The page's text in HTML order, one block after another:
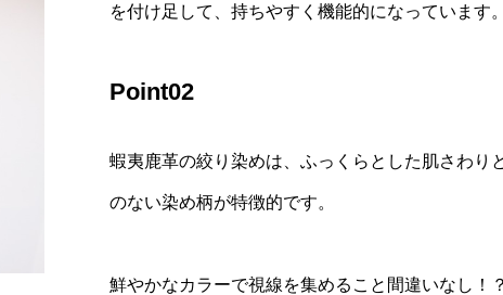
を付け足して、持ちやすく機能的になっています。
Point02
蝦夷鹿革の絞り染めは、ふっくらとした肌さわり
のない染め柄が特徴的です。
鮮やかなカラーで視線を集めること間違いなし！？